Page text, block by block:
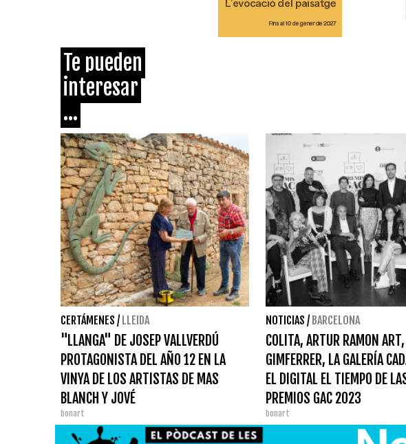
Te pueden
interesar
...
CERTÁMENES / LLEIDA
"LLANGA" DE JOSEP VALLVERDÚ
PROTAGONISTA DEL AÑO 12 EN LA
VINYA DE LOS ARTISTAS DE MAS
BLANCH Y JOVÉ
bonart
NOTICIAS / BARCELONA
COLITA, ARTUR RAMON ART,
GIMFERRER, LA GALERÍA
EL DIGITAL EL TIEMPO DE
PREMIOS GAC 2023
bonart